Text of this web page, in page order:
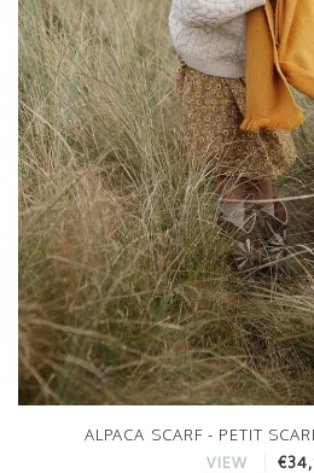
ALPACA SCARF - PETIT
VIEW